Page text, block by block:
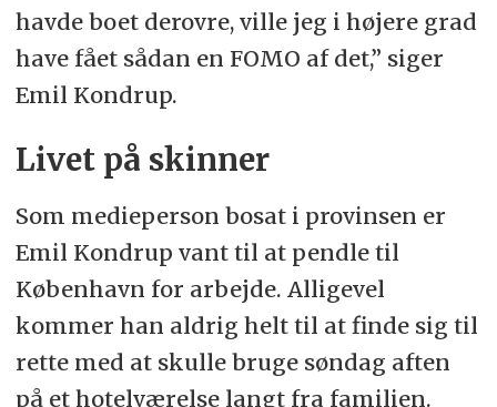
havde boet derovre, ville jeg i højere grad
have fået sådan en FOMO af det,” siger
Emil Kondrup.
Livet på skinner
Som medieperson bosat i provinsen er
Emil Kondrup vant til at pendle til
København for arbejde. Alligevel
kommer han aldrig helt til at finde sig til
rette med at skulle bruge søndag aften
på et hotelværelse langt fra familien.